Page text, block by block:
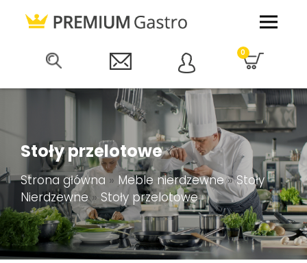
0
Stoły przelotowe
Strona główna » Meble nierdzewne»Stoły
Nierdzewne» Stoły przelotowe